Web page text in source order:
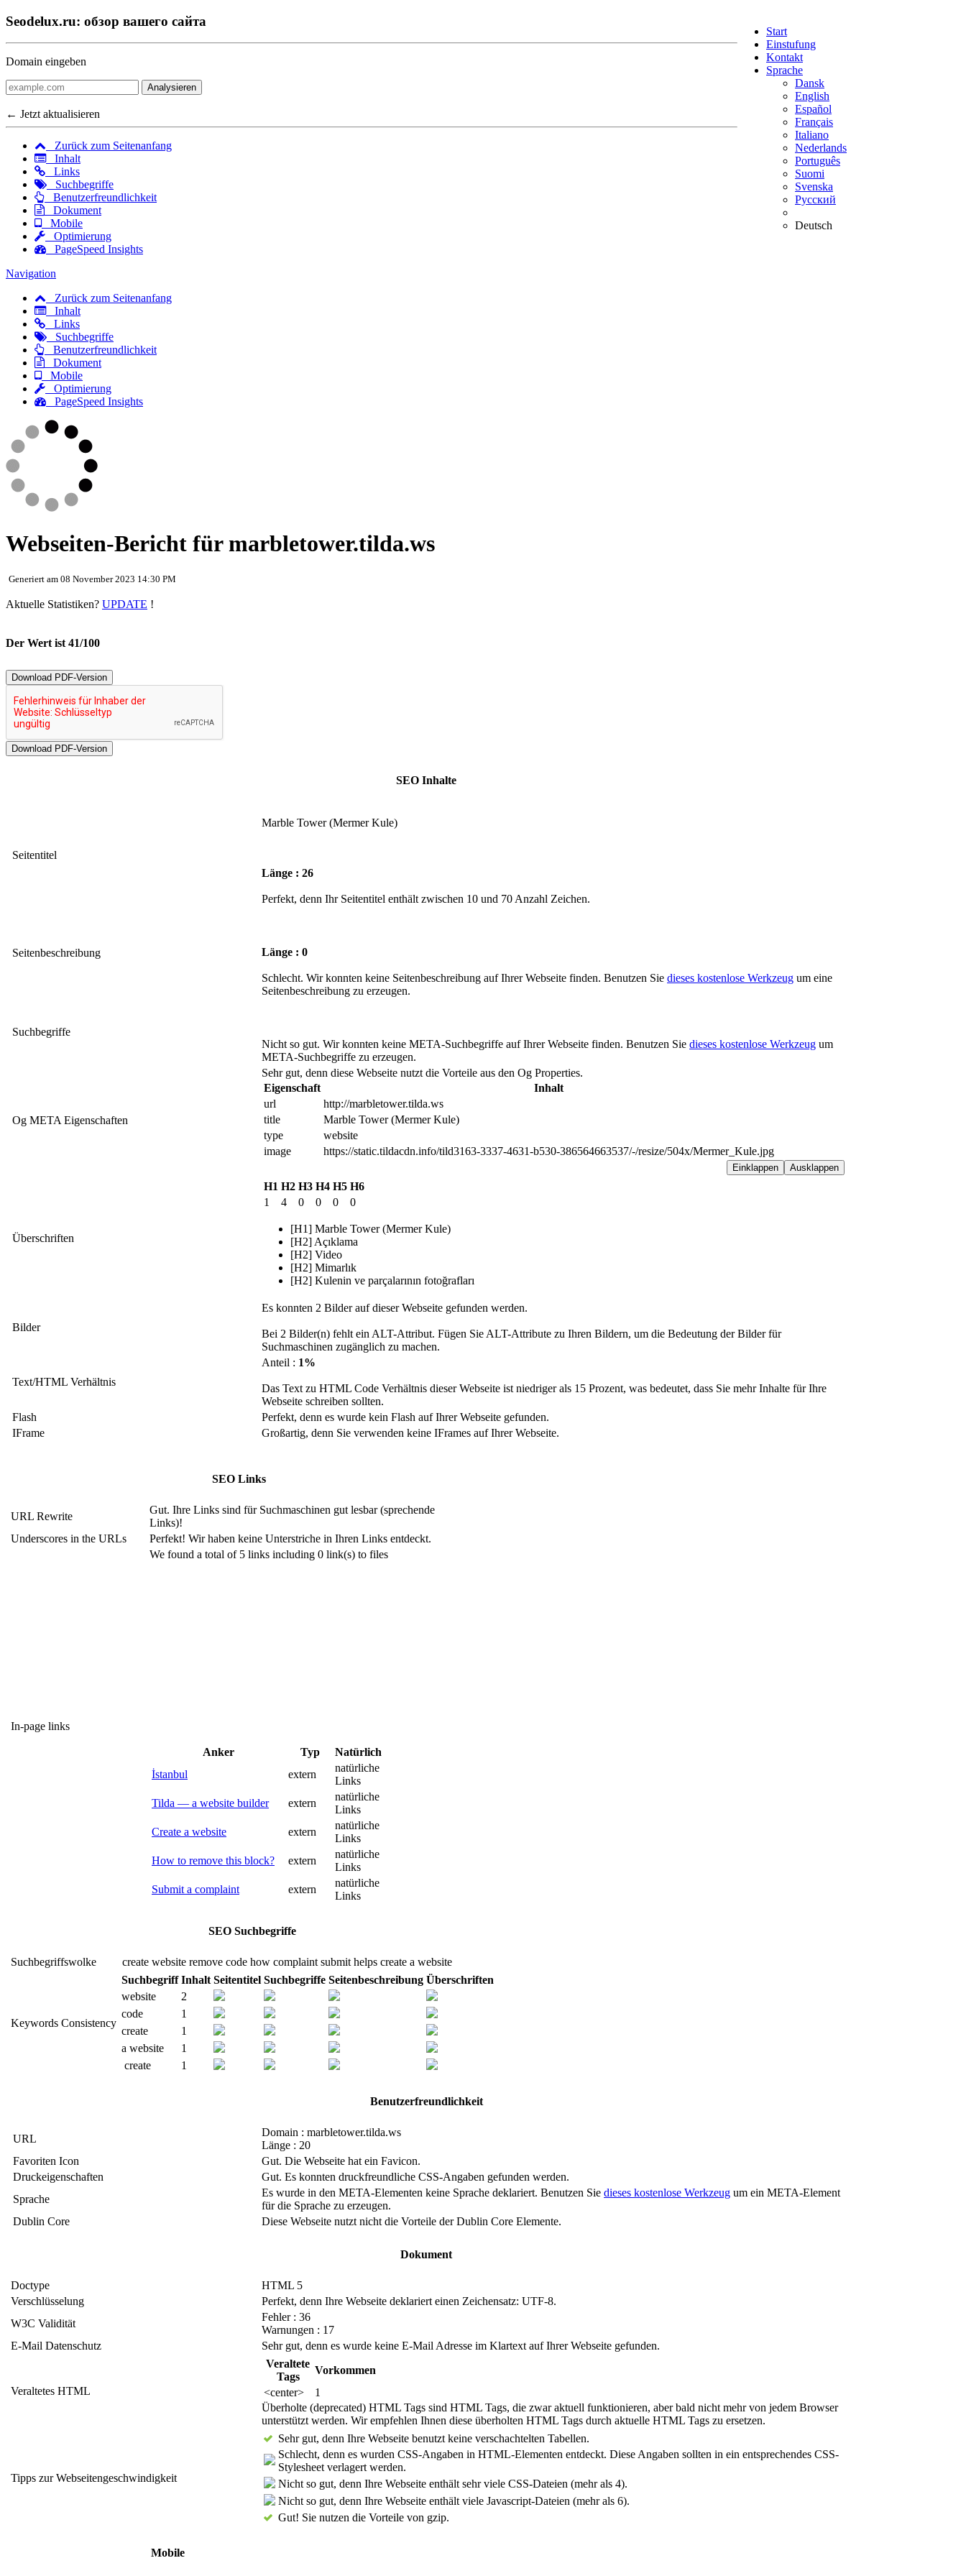
Start
Einstufung
Kontakt
Sprache
Dansk
English
Español
Français
Italiano
Nederlands
Português
Suomi
Svenska
Русский
Deutsch
Seodelux.ru: обзор вашего сайта
Domain eingeben
Analysieren
← Jetzt aktualisieren
Zurück zum Seitenanfang
Inhalt
Links
Suchbegriffe
Benutzerfreundlichkeit
Dokument
Mobile
Optimierung
PageSpeed Insights
Navigation
Zurück zum Seitenanfang
Inhalt
Links
Suchbegriffe
Benutzerfreundlichkeit
Dokument
Mobile
Optimierung
PageSpeed Insights
Webseiten-Bericht für marbletower.tilda.ws
Generiert am 08 November 2023 14:30 PM
Aktuelle Statistiken? UPDATE !
Der Wert ist 41/100
Download PDF-Version
SEO Inhalte
Seitentitel
Marble Tower (Mermer Kule)
Länge : 26
Perfekt, denn Ihr Seitentitel enthält zwischen 10 und 70 Anzahl Zeichen.
Seitenbeschreibung Länge : 0
Schlecht. Wir konnten keine Seitenbeschreibung auf Ihrer Webseite finden. Benutzen Sie dieses kostenlose Werkzeug um eine
Seitenbeschreibung zu erzeugen.
Suchbegriffe
Nicht so gut. Wir konnten keine META-Suchbegriffe auf Ihrer Webseite finden. Benutzen Sie dieses kostenlose Werkzeug um
META-Suchbegriffe zu erzeugen.
Og META Eigenschaften
Sehr gut, denn diese Webseite nutzt die Vorteile aus den Og Properties.
Eigenschaft
Inhalt
url
http://marbletower.tilda.ws
title
Marble Tower (Mermer Kule)
type
website
image
https://static.tildacdn.info/tild3163-3337-4631-b530-386564663537/-/resize/504x/Mermer_Kule.jpg
Ausklappen
Einklappen
Überschriften
H1 H2 H3 H4 H5 H6
1
4 0 0 0 0
[H1] Marble Tower (Mermer Kule)
[H2] Açıklama
[H2] Video
[H2] Mimarlık
[H2] Kulenin ve parçalarının fotoğrafları
Bilder
Es konnten 2 Bilder auf dieser Webseite gefunden werden.
Bei 2 Bilder(n) fehlt ein ALT-Attribut. Fügen Sie ALT-Attribute zu Ihren Bildern, um die Bedeutung der Bilder für
Suchmaschinen zugänglich zu machen.
Text/HTML Verhältnis
Anteil : 1%
Das Text zu HTML Code Verhältnis dieser Webseite ist niedriger als 15 Prozent, was bedeutet, dass Sie mehr Inhalte für Ihre
Webseite schreiben sollten.
Flash
Perfekt, denn es wurde kein Flash auf Ihrer Webseite gefunden.
IFrame
Großartig, denn Sie verwenden keine IFrames auf Ihrer Webseite.
SEO Links
URL Rewrite
Gut. Ihre Links sind für Suchmaschinen gut lesbar (sprechende
Links)!
Underscores in the URLs
Perfekt! Wir haben keine Unterstriche in Ihren Links entdeckt.
In-page links
We found a total of 5 links including 0 link(s) to files
Anker Typ
Natürlich
İstanbul
extern
natürliche
Links
Tilda — a website builder
extern
natürliche
Links
Create a website
extern
natürliche
Links
How to remove this block?
extern
natürliche
Links
Submit a complaint
extern
natürliche
Links
SEO Suchbegriffe
Suchbegriffswolke create website remove code how complaint submit helps create a website
Keywords Consistency
Suchbegriff Inhalt Seitentitel Suchbegriffe Seitenbeschreibung Überschriften
website
2
code
1
create
1
a website
1
create
1
Benutzerfreundlichkeit
URL
Domain : marbletower.tilda.ws
Länge : 20
Favoriten Icon
Gut. Die Webseite hat ein Favicon.
Druckeigenschaften
Gut. Es konnten druckfreundliche CSS-Angaben gefunden werden.
Sprache
Es wurde in den META-Elementen keine Sprache deklariert. Benutzen Sie dieses kostenlose Werkzeug um ein META-Element
für die Sprache zu erzeugen.
Dublin Core
Diese Webseite nutzt nicht die Vorteile der Dublin Core Elemente.
Dokument
Doctype
HTML 5
Verschlüsselung
Perfekt, denn Ihre Webseite deklariert einen Zeichensatz: UTF-8.
W3C Validität
Fehler : 36
Warnungen : 17
E-Mail Datenschutz
Sehr gut, denn es wurde keine E-Mail Adresse im Klartext auf Ihrer Webseite gefunden.
Veraltetes HTML
Veraltete
Tags
Vorkommen
<center>
1
Überholte (deprecated) HTML Tags sind HTML Tags, die zwar aktuell funktionieren, aber bald nicht mehr von jedem Browser
unterstützt werden. Wir empfehlen Ihnen diese überholten HTML Tags durch aktuelle HTML Tags zu ersetzen.
Tipps zur Webseitengeschwindigkeit
Sehr gut, denn Ihre Webseite benutzt keine verschachtelten Tabellen.
Schlecht, denn es wurden CSS-Angaben in HTML-Elementen entdeckt. Diese Angaben sollten in ein entsprechendes CSS-
Stylesheet verlagert werden.
Nicht so gut, denn Ihre Webseite enthält sehr viele CSS-Dateien (mehr als 4).
Nicht so gut, denn Ihre Webseite enthält viele Javascript-Dateien (mehr als 6).
Gut! Sie nutzen die Vorteile von gzip.
Mobile